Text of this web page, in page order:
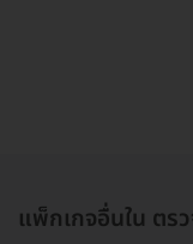
แพ็กเกจอื่นใน ตร